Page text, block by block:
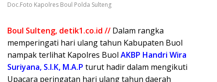
Doc.Foto Kapolres Boul Polda Sulteng
Boul Sulteng, detik1.co.id // Dalam rangka
memperingati hari ulang tahun Kabupaten Buol
nampak terlihat Kapolres Buol AKBP Handri Wira
Suriyana, S.I.K, M.A.P turut hadir dalam mengikuti
Upacara peringatan hari ulang tahun daerah